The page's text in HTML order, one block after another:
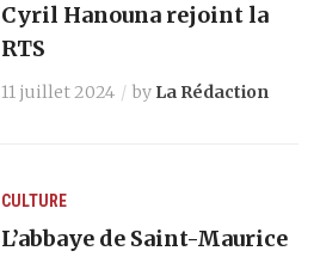
Cyril Hanouna rejoint la
RTS
11 juillet 2024 by La Rédaction
CULTURE
L’abbaye de Saint-Maurice